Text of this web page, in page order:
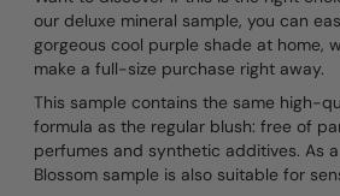
our deluxe mineral sample, you can
gorgeous cool purple shade at home,
make a full-size purchase right away.
This sample contains the same high-
formula as the regular blush: free of
perfumes and synthetic additives. As
Blossom sample is also suitable for